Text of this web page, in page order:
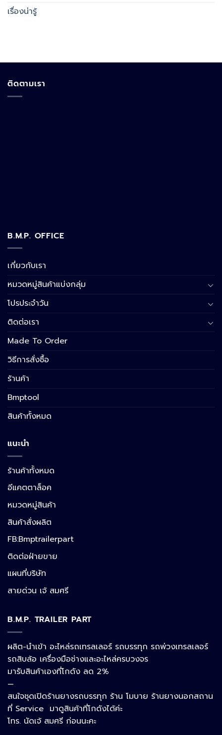
เรื่องน่ารู้
ติดตามเรา
B.M.P. OFFICE
เกี่ยวกับเรา
หมวดหมู่สินค้าแบ่งกลุ่ม
โปรประจำวัน
ติดต่อเรา
Made To Order
วิธีการสั่งซื้อ
ร้านค้า
Bmptool
สินค้าทั้งหมด
แนะนำ
ร้านค้าทั้งหมด
อีแคตตาล็อค
หมวดหมู่สินค้า
สินค้าสั่งผลิต
FB:Bmptrailerpart
ติดต่อฝ่ายขาย
แผนที่บริษัท
สายด่วน เจ้ สมศรี
B.M.P. TRAILER PART
ผลิต-นำเข้า อะไหล่รถเทรลเลอร์ รถบรรทุก รถพ่วงเทรลเลอร์
รถสิบล้อ เครื่องมือช่างและอะไหล่ครบวงจร
มารับสินค้าเองที่โกดัง ลด 2%
—
สนใจชุดเปิดร้านยางรถบรรทุก ร้าน โมบาย ร้านยางนอกสถาน
ที่ Service มาดูสินค้าที่โกดังได้ค่ะ
โทร. นัดเจ้ สมศรี ก่อนนะคะ